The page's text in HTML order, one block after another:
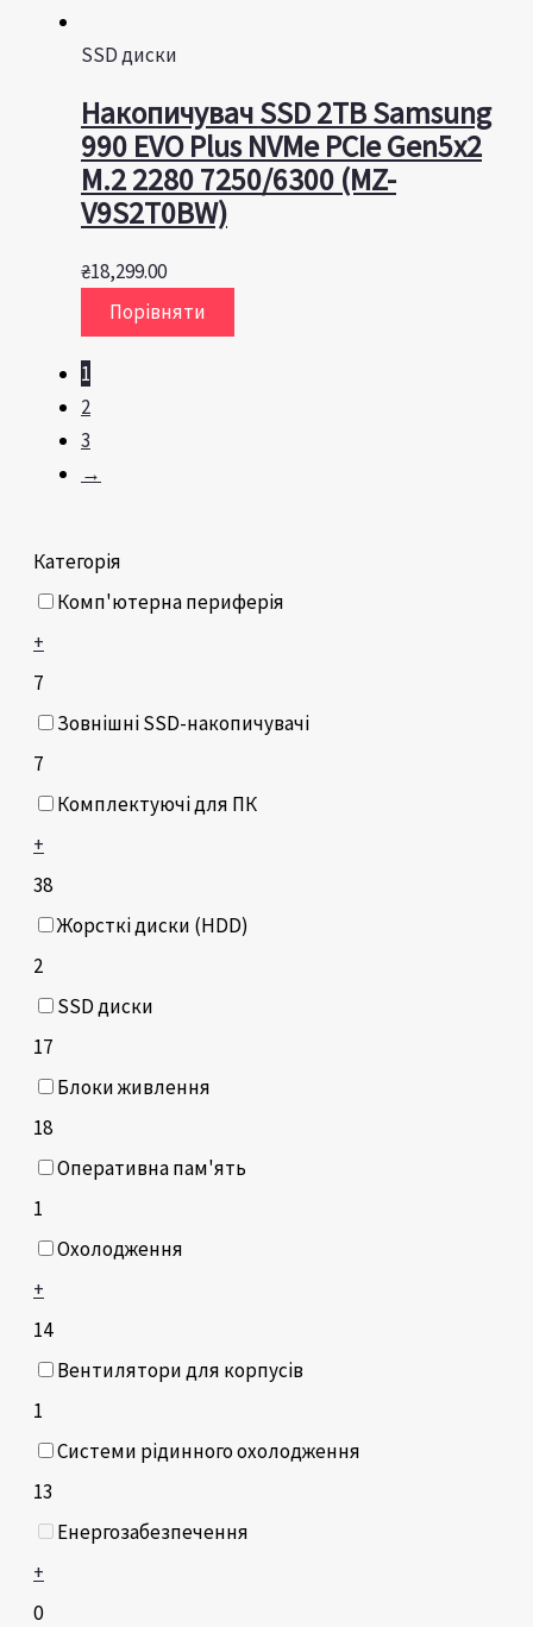
Категорія
Комп'ютерна периферія
+
7
Зовнішні SSD-накопичувачі
7
Комплектуючі для ПК
+
38
Жорсткі диски (HDD)
2
SSD диски
17
Блоки живлення
18
Оперативна пам'ять
1
Охолодження
+
14
Вентилятори для корпусів
1
Системи рідинного охолодження
13
Енергозабезпечення
+
0
SSD диски
Накопичувач SSD 2TB Samsung
990 EVO Plus NVMe PCIe Gen5x2
M.2 2280 7250/6300 (MZ-
V9S2T0BW)
₴18,299.00
Порівняти
1
2
3
→